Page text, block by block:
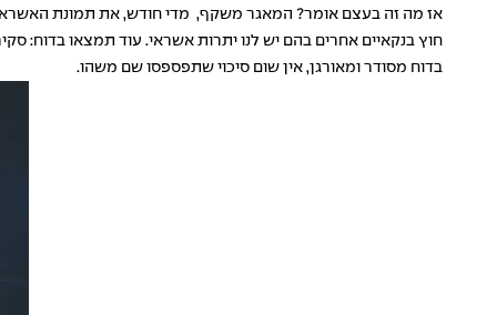
אז מה זה בעצם אומר? המאגר משקף, מדי חודש, את תמונת האשראי
חוץ בנקאיים אחרים בהם יש לנו יתרות אשראי. עוד תמצאו בדוח:
בדוח מסודר ומאורגן, אין שום סיכוי שתפספסו שם משהו.